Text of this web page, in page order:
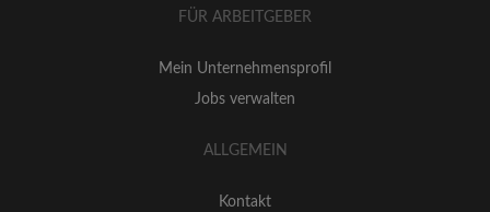
FÜR ARBEITGEBER
Mein Unternehmensprofil
Jobs verwalten
ALLGEMEIN
Kontakt